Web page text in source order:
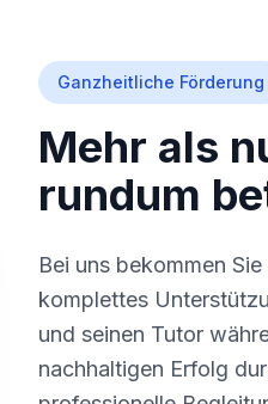
Ganzheitliche Förderung
Mehr als
rundum
Bei uns bekommen
komplettes
und seinen Tutor
nachhaltigen Erfolg